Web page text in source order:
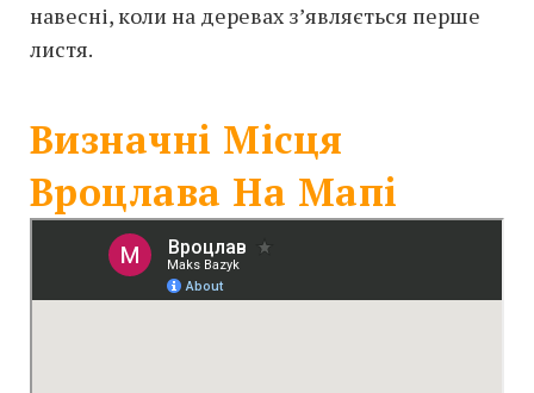
навесні, коли на деревах з’являється перше
листя.
Визначні Місця
Вроцлава На Мапі